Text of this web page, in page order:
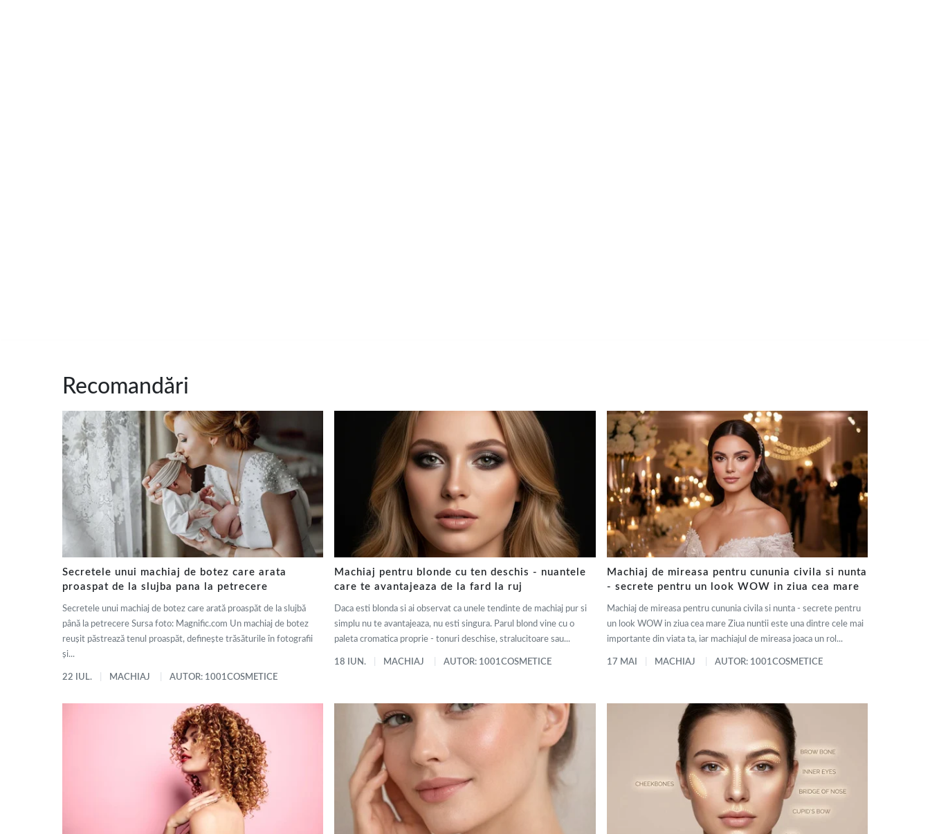
Recomandări
Secretele unui machiaj de botez care arata
proaspat de la slujba pana la petrecere
Secretele unui machiaj de botez care arată proaspăt de la slujbă
până la petrecere Sursa foto: Magnific.com Un machiaj de botez
reușit păstrează tenul proaspăt, definește trăsăturile în fotografii
și...
22 IUL. MACHIAJ AUTOR: 1001COSMETICE
Machiaj pentru blonde cu ten deschis - nuantele
care te avantajeaza de la fard la ruj
Daca esti blonda si ai observat ca unele tendinte de machiaj pur si
simplu nu te avantajeaza, nu esti singura. Parul blond vine cu o
paleta cromatica proprie - tonuri deschise, stralucitoare sau...
18 IUN. MACHIAJ AUTOR: 1001COSMETICE
Machiaj de mireasa pentru cununia civila si nunta
- secrete pentru un look WOW in ziua cea mare
Machiaj de mireasa pentru cununia civila si nunta - secrete pentru
un look WOW in ziua cea mare Ziua nuntii este una dintre cele mai
importante din viata ta, iar machiajul de mireasa joaca un rol...
17 MAI MACHIAJ AUTOR: 1001COSMETICE